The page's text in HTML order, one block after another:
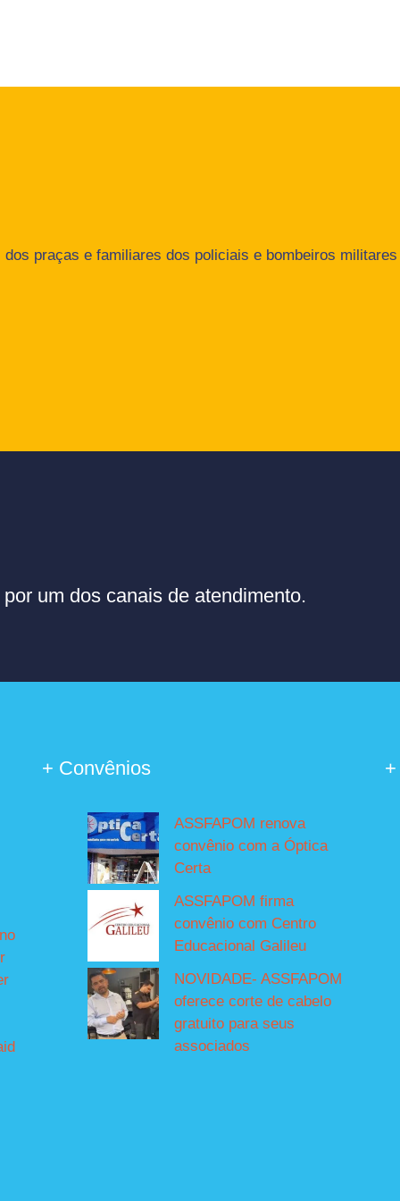
praças e familiares dos policiais e bombeiros militares
um dos canais de atendimento.
+ Convênios
ASSFAPOM renova
convênio com a Óptica
Certa
ASSFAPOM firma
convênio com Centro
Educacional Galileu
NOVIDADE- ASSFAPOM
oferece corte de cabelo
gratuito para seus
associados